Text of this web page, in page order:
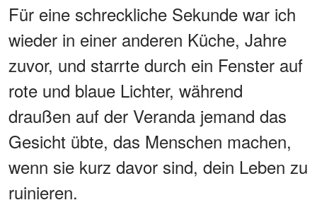
Für eine schreckliche Sekunde war ich
wieder in einer anderen Küche, Jahre
zuvor, und starrte durch ein Fenster auf
rote und blaue Lichter, während
draußen auf der Veranda jemand das
Gesicht übte, das Menschen machen,
wenn sie kurz davor sind, dein Leben zu
ruinieren.